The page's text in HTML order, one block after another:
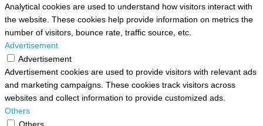
Analytical cookies are used to understand how visitors interact with
the website. These cookies help provide information on metrics the
number of visitors, bounce rate, traffic source, etc.
Advertisement
Advertisement
Advertisement cookies are used to provide visitors with relevant ads
and marketing campaigns. These cookies track visitors across
websites and collect information to provide customized ads.
Others